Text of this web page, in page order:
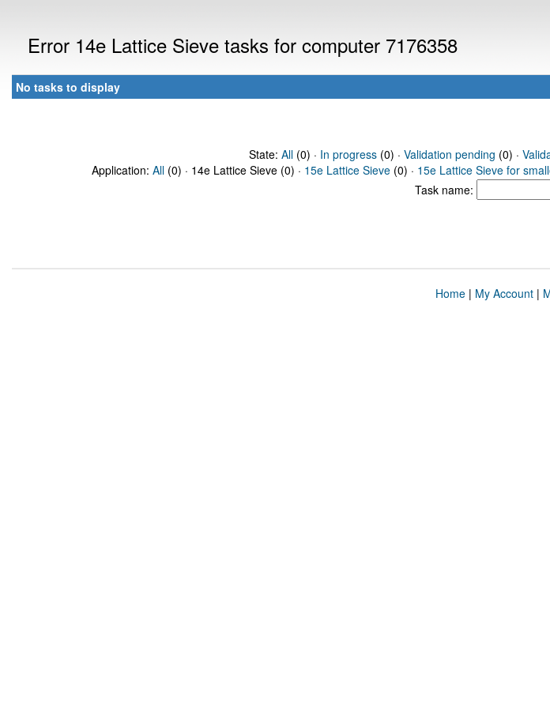
Error 14e Lattice Sieve tasks for computer 7176358
No tasks to display
State: All(0) · In progress(0) · Validation pending (0) ·
Application: All (0) · 14e Lattice Sieve (0) · 15e Lattice Sieve (0) · 15e Lattice Sieve for
Task name:
Home| My Account|